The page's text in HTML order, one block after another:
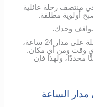
منتصف رحلة عائلية
أولوية مطلقة.
وحدك.
فنحن نقدم خدمة صيانة سيارات متكاملة على مدار 24 ساعة،
وقت ومن أي مكان.
محددًا، ولهذا فإن
مدار الساعة